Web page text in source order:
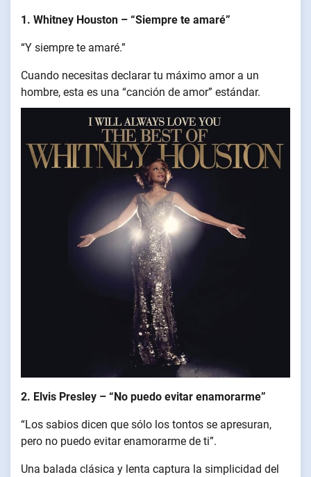
1. Whitney Houston – “Siempre te amaré”
“Y siempre te amaré.”
Cuando necesitas declarar tu máximo amor a un
hombre, esta es una “canción de amor” estándar.
2. Elvis Presley – “No puedo evitar enamorarme”
“Los sabios dicen que sólo los tontos se apresuran,
pero no puedo evitar enamorarme de ti”.
Una balada clásica y lenta captura la simplicidad del